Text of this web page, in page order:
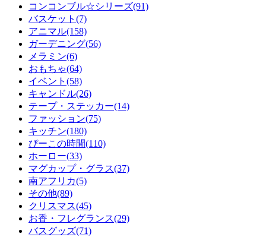
コンコンブル☆シリーズ(91)
バスケット(7)
アニマル(158)
ガーデニング(56)
メラミン(6)
おもちゃ(64)
イベント(58)
キャンドル(26)
テープ・ステッカー(14)
ファッション(75)
キッチン(180)
ぴーこの時間(110)
ホーロー(33)
マグカップ・グラス(37)
南アフリカ(5)
その他(89)
クリスマス(45)
お香・フレグランス(29)
バスグッズ(71)